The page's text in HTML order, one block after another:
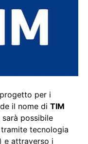
per i
il nome di TIM
possibile
tecnologia
) e attraverso i